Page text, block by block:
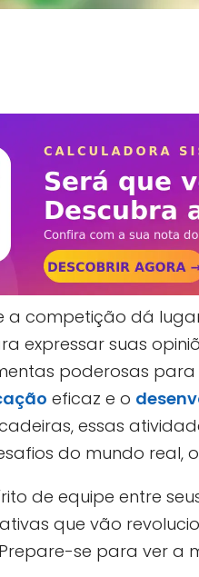
competição dá
expressar suas
poderosas
eficaz e o
essas
do mundo
de equipe entre
que vão
se para ver